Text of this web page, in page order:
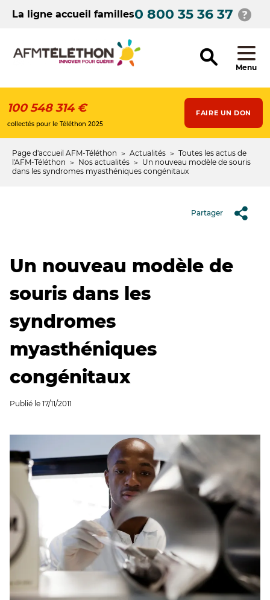
contenuLa ligne accueil familles0 800 35 36 37
Menu
100 548 314 €
collectés pour le Téléthon 2025
FAIRE UN DON
Fil
d'Ariane
Page d'accueil AFM-Téléthon Actualités
Toutes les actus de
l'AFM-Téléthon
Nos actualités
Un nouveau modèle de souris
dans les syndromes myasthéniques congénitaux
Partager
Un nouveau modèle de
souris dans les
syndromes
myasthéniques
congénitaux
Publié le 17/11/2011